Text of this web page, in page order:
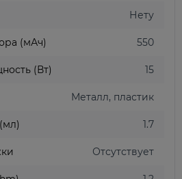
Нету
(мАч) 550
(Вт) 15
Металл, пластик
1.7
Отсутствует